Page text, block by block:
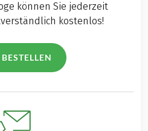
können Sie jederzeit
kostenlos!